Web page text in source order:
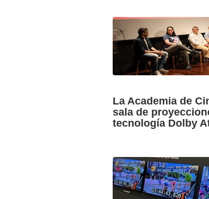
Los monitores de la
llegan al nuevo estudio
Tonstudio Gress
dará servicio ...
La Academia de
sala de
tecnología Dolby
La Academia de Cine
proyecciones de cara a
experiencia
tecnología Dolby Atmos.